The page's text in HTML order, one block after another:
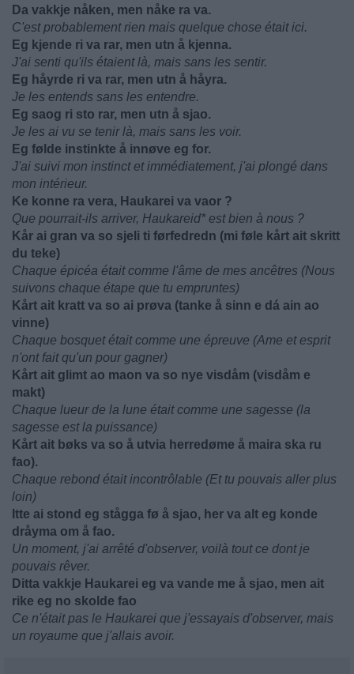
Da vakkje nåken, men nåke ra va.
C'est probablement rien mais quelque chose était ici.
Eg kjende ri va rar, men utn å kjenna.
J'ai senti qu'ils étaient là, mais sans les sentir.
Eg håyrde ri va rar, men utn å håyra.
Je les entends sans les entendre.
Eg saog ri sto rar, men utn å sjao.
Je les ai vu se tenir là, mais sans les voir.
Eg følde instinkte å innøve eg for.
J'ai suivi mon instinct et immédiatement, j'ai plongé dans
mon intérieur.
Ke konne ra vera, Haukarei va vaor ?
Que pourrait-ils arriver, Haukareid* est bien à nous ?
Kår ai gran va so sjeli ti førfedredn (mi føle kårt ait skritt
du teke)
Chaque épicéa était comme l'âme de mes ancêtres (Nous
suivons chaque étape que tu empruntes)
Kårt ait kratt va so ai prøva (tanke å sinn e dá ain ao
vinne)
Chaque bosquet était comme une épreuve (Ame et esprit
n'ont fait qu'un pour gagner)
Kårt ait glimt ao maon va so nye visdåm (visdåm e
makt)
Chaque lueur de la lune était comme une sagesse (la
sagesse est la puissance)
Kårt ait bøks va so å utvia herredøme å maira ska ru
fao).
Chaque rebond était incontrôlable (Et tu pouvais aller plus
loin)
Itte ai stond eg stågga fø å sjao, her va alt eg konde
dråyma om å fao.
Un moment, j'ai arrêté d'observer, voilà tout ce dont je
pouvais rêver.
Ditta vakkje Haukarei eg va vande me å sjao, men ait
rike eg no skolde fao
Ce n'était pas le Haukarei que j'essayais d'observer, mais
un royaume que j'allais avoir.